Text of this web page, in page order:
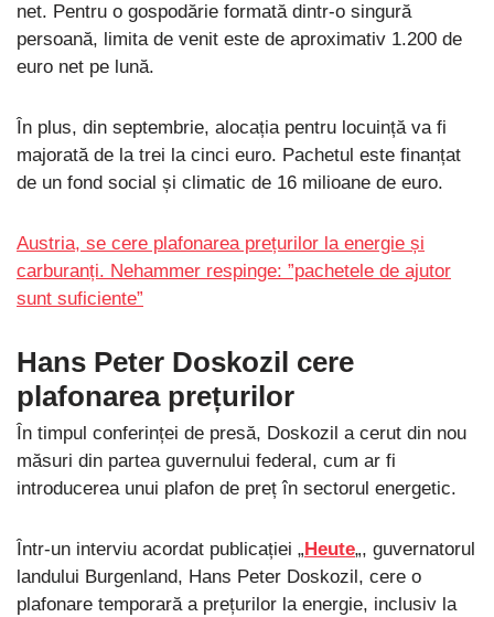
net. Pentru o gospodărie formată dintr-o singură
persoană, limita de venit este de aproximativ 1.200 de
euro net pe lună.
În plus, din septembrie, alocația pentru locuință va fi
majorată de la trei la cinci euro. Pachetul este finanțat
de un fond social și climatic de 16 milioane de euro.
Austria, se cere plafonarea prețurilor la energie și
carburanți. Nehammer respinge: ”pachetele de ajutor
sunt suficiente”
Hans Peter Doskozil cere
plafonarea prețurilor
În timpul conferinței de presă, Doskozil a cerut din nou
măsuri din partea guvernului federal, cum ar fi
introducerea unui plafon de preț în sectorul energetic.
Într-un interviu acordat publicației „ Heute„, guvernatorul
landului Burgenland, Hans Peter Doskozil, cere o
plafonare temporară a prețurilor la energie, inclusiv la